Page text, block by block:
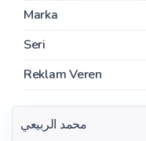
Marka
Seri
Reklam Veren
محمد الربيعي